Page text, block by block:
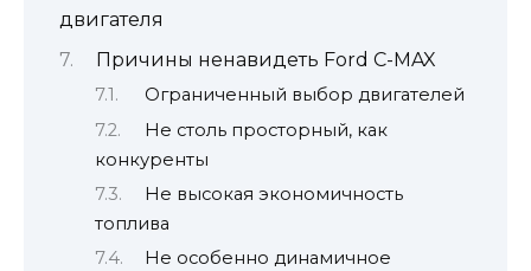
двигателя
Причины ненавидеть Ford C-MAX
Ограниченный выбор двигателей
Не столь просторный, как
конкуренты
Не высокая экономичность
топлива
Не особенно динамичное